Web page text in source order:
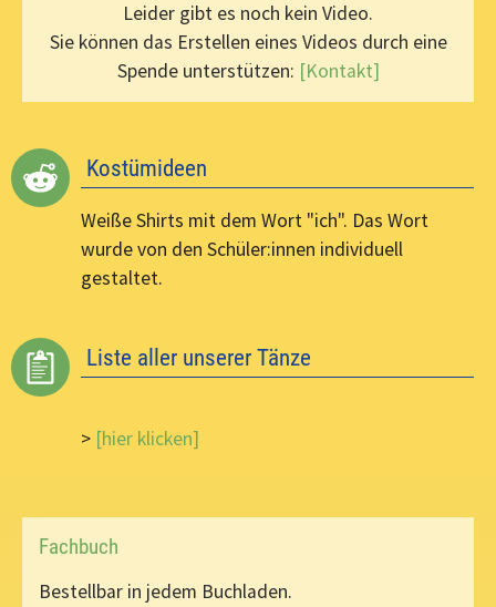
Leider gibt es noch kein Video.
Sie können das Erstellen eines Videos durch eine
Spende unterstützen: [Kontakt]
Kostümideen
Weiße Shirts mit dem Wort "ich". Das Wort
wurde von den Schüler:innen individuell
gestaltet.
Liste aller unserer Tänze
> [hier klicken]
Fachbuch
Bestellbar in jedem Buchladen.